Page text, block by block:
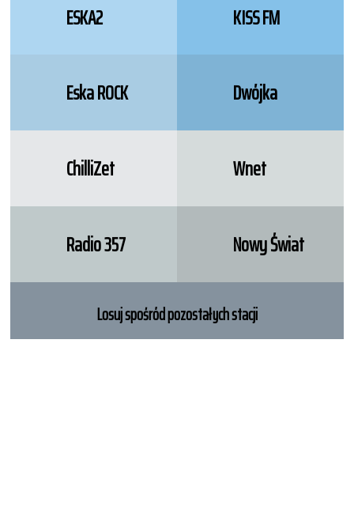
ESKA2 KISS FM
Eska ROCK Dwójka
ChilliZet Wnet
Radio 357 Nowy Świat
Losuj spośród pozostałych stacji